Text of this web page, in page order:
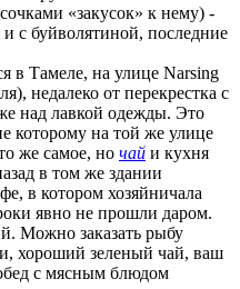
«закусок» к нему) -
с буйволятиной, последние
в Тамеле, на улице Narsing
недалеко от перекрестка с
над лавкой одежды. Это
которому на той же улице
же самое, но чай и кухня
в том же здании
в котором хозяйничала
явно не прошли даром.
Можно заказать рыбу
хороший зеленый чай, ваш
с мясным блюдом